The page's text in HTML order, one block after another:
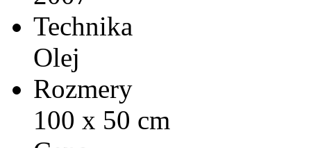
Technika
Olej
Rozmery
100 x 50 cm